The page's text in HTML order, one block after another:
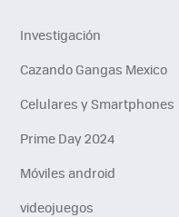
Investigación
Cazando Gangas Mexico
Celulares y Smartphones
Prime Day 2024
Móviles android
videojuegos